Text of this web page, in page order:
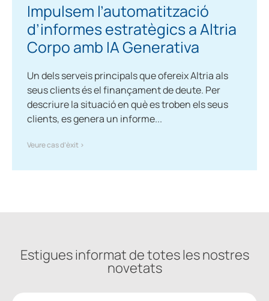
Impulsem l’automatització
d’informes estratègics a Altria
Corpo amb IA Generativa
Un dels serveis principals que ofereix Altria als
seus clients és el finançament de deute. Per
descriure la situació en què es troben els seus
clients, es genera un informe...
Veure cas d’èxit >
Estigues informat de totes les nostres
novetats